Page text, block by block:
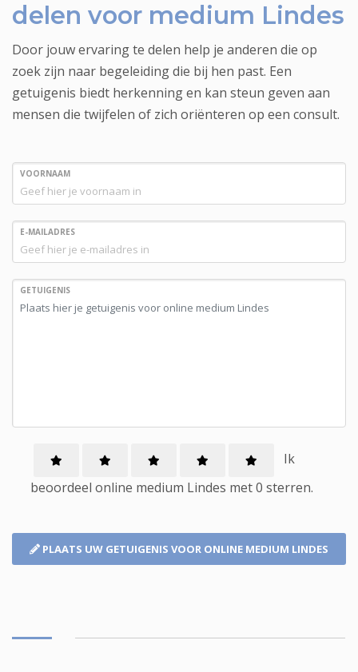
delen voor medium Lindes
Door jouw ervaring te delen help je anderen die op
zoek zijn naar begeleiding die bij hen past. Een
getuigenis biedt herkenning en kan steun geven aan
mensen die twijfelen of zich oriënteren op een consult.
VOORNAAM
E-MAILADRES
GETUIGENIS
Ik
beoordeel online medium Lindes met0 sterren.
PLAATS UW GETUIGENIS VOOR ONLINE MEDIUM LINDES